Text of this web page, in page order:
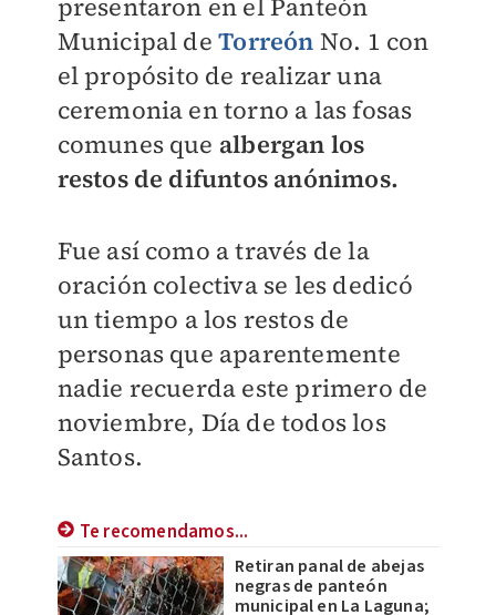
presentaron en el Panteón
Municipal deTorreón No. 1 con
el propósito de realizar una
ceremonia en torno a las fosas
comunes que albergan los
restos de difuntos anónimos.
Fue así como a través de la
oración colectiva se les dedicó
un tiempo a los restos de
personas que aparentemente
nadie recuerda este primero de
noviembre, Día de todos los
Santos.
Te recomendamos...
Retiran panal de abejas
negras de panteón
municipal en La Laguna;